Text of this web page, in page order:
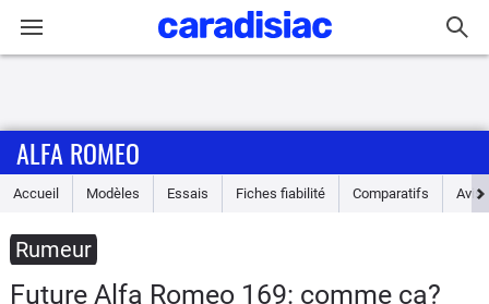
Accueil
Essais
ALFA ROMEO
Accueil Modèles Essais Fiches fiabilité Comparatifs Avis
Rumeur
Future Alfa Romeo 169: comme ça?